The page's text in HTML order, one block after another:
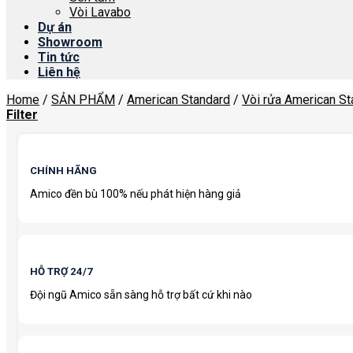
Vòi Lavabo
Dự án
Showroom
Tin tức
Liên hệ
Home / SẢN PHẨM / American Standard / Vòi rửa American
Filter
CHÍNH HÃNG
Amico đền bù 100% nếu phát hiện hàng giả
HỖ TRỢ 24/7
Đội ngũ Amico sẵn sàng hỗ trợ bất cứ khi nào